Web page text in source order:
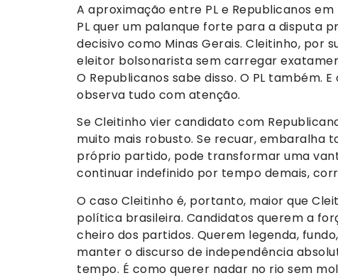
A aproximação entre PL e Republicanos
PL quer um palanque forte para a disputa
decisivo como Minas Gerais. Cleitinho, por
eleitor bolsonarista sem carregar
O Republicanos sabe disso. O PL também.
observa tudo com atenção.
Se Cleitinho vier candidato com
muito mais robusto. Se recuar, embaralha
próprio partido, pode transformar uma
continuar indefinido por tempo demais,
O caso Cleitinho é, portanto, maior que
política brasileira. Candidatos querem a
cheiro dos partidos. Querem legenda,
manter o discurso de independência
tempo. É como querer nadar no rio sem